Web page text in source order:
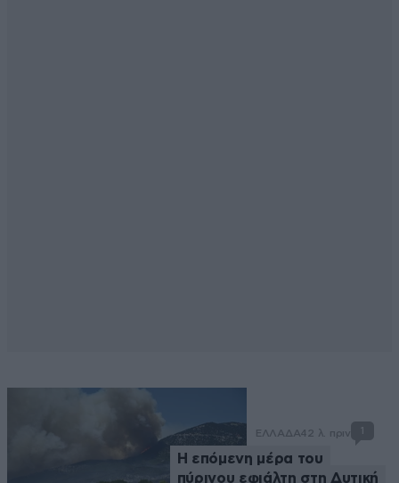
ΕΛΛΑΔΑ42 λ. πριν 1
Η επόμενη μέρα του
πύρινου εφιάλτη στη Δυτική